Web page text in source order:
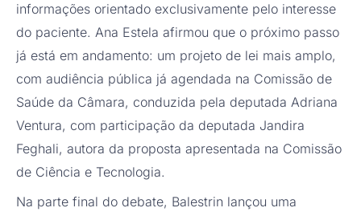
informações orientado exclusivamente pelo interesse
do paciente. Ana Estela afirmou que o próximo passo
já está em andamento: um projeto de lei mais amplo,
com audiência pública já agendada na Comissão de
Saúde da Câmara, conduzida pela deputada Adriana
Ventura, com participação da deputada Jandira
Feghali, autora da proposta apresentada na Comissão
de Ciência e Tecnologia.
Na parte final do debate, Balestrin lançou uma